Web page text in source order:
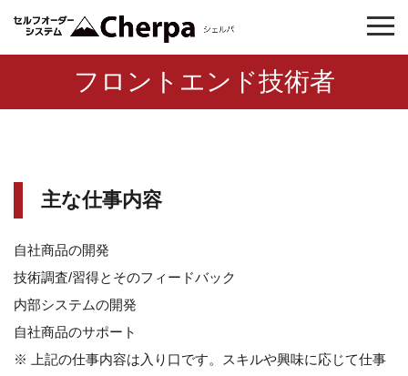
フロントエンド技術者
主な仕事内容
自社商品の開発
技術調査/習得とそのフィードバック
内部システムの開発
自社商品のサポート
※ 上記の仕事内容は入り口です。スキルや興味に応じて仕事